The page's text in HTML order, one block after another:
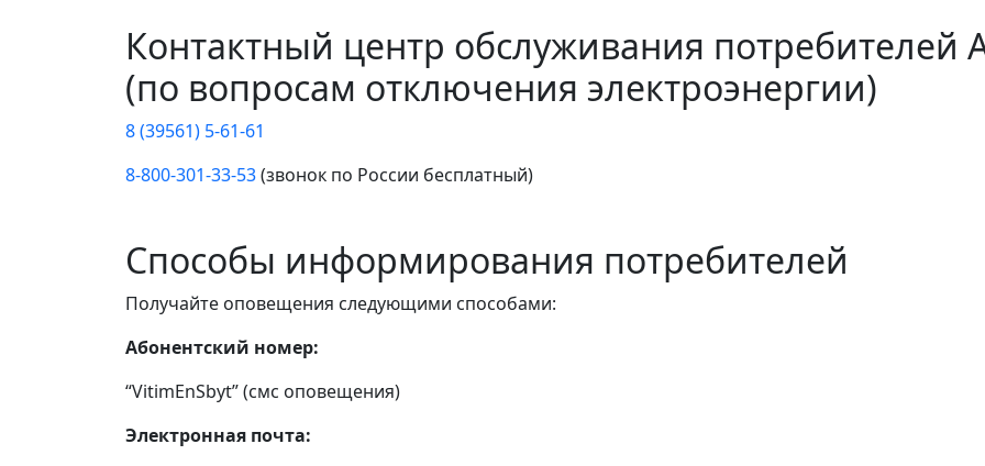
Контактный центр обслуживания потребителей
(по вопросам отключения электроэнергии)
8 (39561) 5-61-61
8-800-301-33-53(звонок по России бесплатный)
Способы информирования потребителей
Получайте оповещения следующими способами:
Абонентский номер:
“VitimEnSbyt” (смс оповещения)
Электронная почта: